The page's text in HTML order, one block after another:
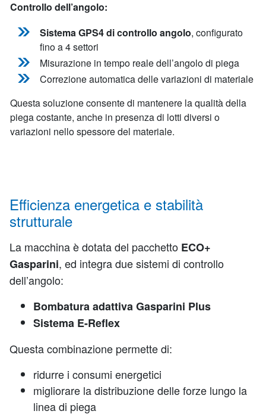
Controllo dell’angolo:
Sistema GPS4 di controllo angolo, configurato
fino a 4 settori
Misurazione in tempo reale dell’angolo di piega
Correzione automatica delle variazioni di materiale
Questa soluzione consente di mantenere la qualità della
piega costante, anche in presenza di lotti diversi o
variazioni nello spessore del materiale.
Efficienza energetica e stabilità
strutturale
La macchina è dotata del pacchetto ECO+
Gasparini, ed integra due sistemi di controllo
dell’angolo:
Bombatura adattiva Gasparini Plus
Sistema E-Reflex
Questa combinazione permette di:
ridurre i consumi energetici
migliorare la distribuzione delle forze lungo la
linea di piega